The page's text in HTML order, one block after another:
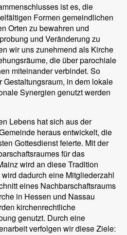
ist es, die
Formen gemeindlichen
Orten zu bewahren und
und Veränderung zu
wir uns zunehmend als Kirche
die über parochiale
miteinander verbindet. So
in dem lokale
Synergien genutzt werden
Lebens hat sich aus der
heraus entwickelt, die
Gottesdienst feierte. Mit der
für das
wird an diese Tradition
dadurch eine Mitgliederzahl
eines Nachbarschaftsraums
in Hessen und Nassau
kirchenrechtliche
genutzt. Durch eine
verfolgen wir diese Ziele: